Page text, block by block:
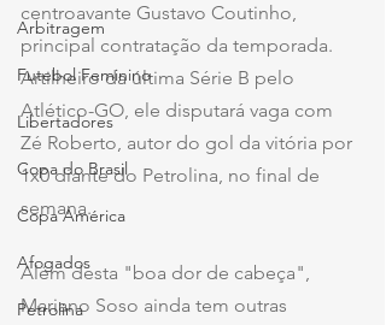
Arbitragem
Futebol Feminino
Libertadores
Copa do Brasil
Copa América
Afogados
Petrolina
centroavante Gustavo Coutinho,
principal contratação da temporada.
Artilheiro da última Série B pelo
Atlético-GO, ele disputará vaga com
Zé Roberto, autor do gol da vitória por
1x0 diante do Petrolina, no final de
semana.
Além desta "boa dor de cabeça",
Mariano Soso ainda tem outras